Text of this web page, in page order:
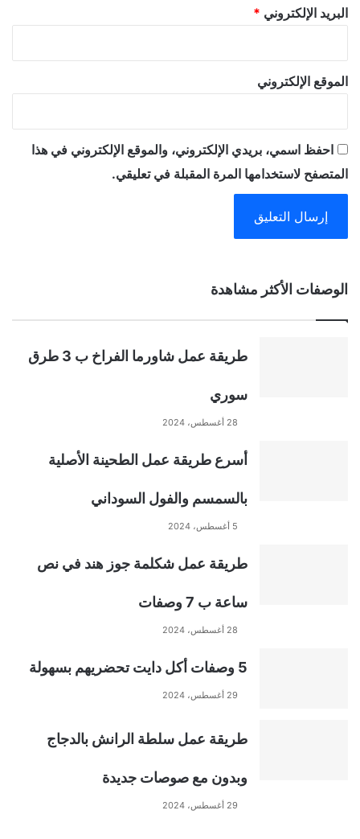
البريد الإلكتروني *
الموقع الإلكتروني
احفظ اسمي، بريدي الإلكتروني، والموقع الإلكتروني في هذا
المتصفح لاستخدامها المرة المقبلة في تعليقي.
lالوصفات الأكثر مشاهدة
طريقة عمل شاورما الفراخ ب 3 طرق
سوري
28 أغسطس، 2024
أسرع طريقة عمل الطحينة الأصلية
بالسمسم والفول السوداني
5 أغسطس، 2024
طريقة عمل شكلمة جوز هند في نص
ساعة ب 7 وصفات
28 أغسطس، 2024
5 وصفات أكل دايت تحضريهم بسهولة
29 أغسطس، 2024
طريقة عمل سلطة الرانش بالدجاج
وبدون مع صوصات جديدة
29 أغسطس، 2024